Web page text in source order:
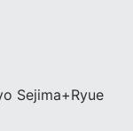
Sejima+Ryue